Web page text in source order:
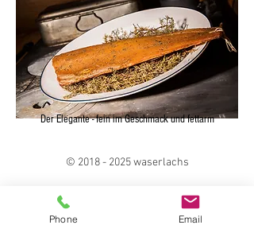
Der Elegante - fein im Geschmack und fettarm
​​© 2018 - 2025waserlachs
Phone Email